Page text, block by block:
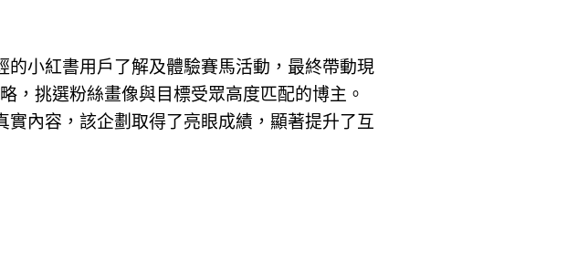
小紅書用戶了解及體驗賽馬活動，最終帶動現
，挑選粉絲畫像與目標受眾高度匹配的博主。
內容，該企劃取得了亮眼成績，顯著提升了互